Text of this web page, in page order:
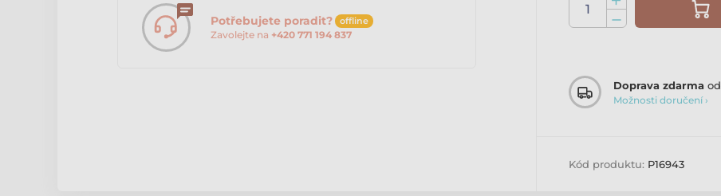
Potřebujete poradit? offline
Zavolejte na +420 771 194 837
Doprava zdarma od
Možnosti doručení ›
Kód produktu: P16943